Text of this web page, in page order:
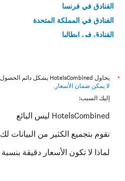
الفنادق في فرنسا
الفنادق في المملكة المتحدة
الفنادق في إيطاليا
*
يحاول HotelsCombined بشكل دائم الحصول على الأسعار الدقيقة، ولكن
لا يمكن ضمان الأسعار .
إليك السبب:
HotelsCombined ليس البائع
نقوم بتجميع الكثير من البيانات لك
لماذا لا تكون الأسعار دقيقة بنسبة 100٪؟